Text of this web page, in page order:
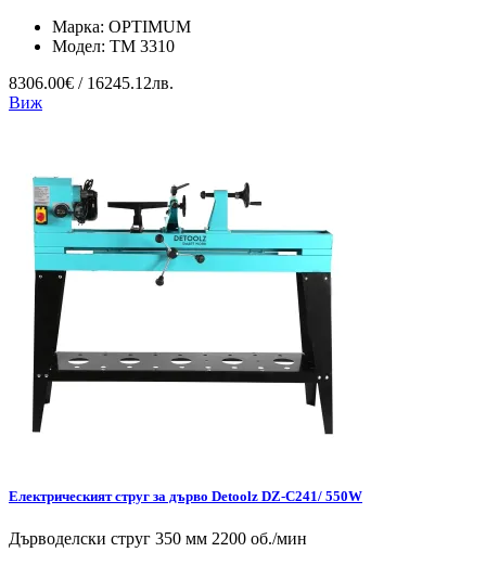
Марка: OPTIMUM
Модел: ТМ 3310
8306.00€ / 16245.12лв.
Виж
Електрическият струг за дърво Detoolz DZ-C241/ 550W
Дърводелски струг 350 мм 2200 об./мин